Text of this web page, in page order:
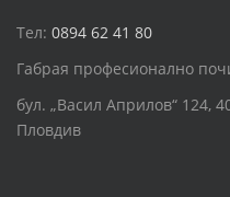
Тел: 0894 62 41 80
Габрая професионално
бул. „Васил Априлов“ 124,
Пловдив